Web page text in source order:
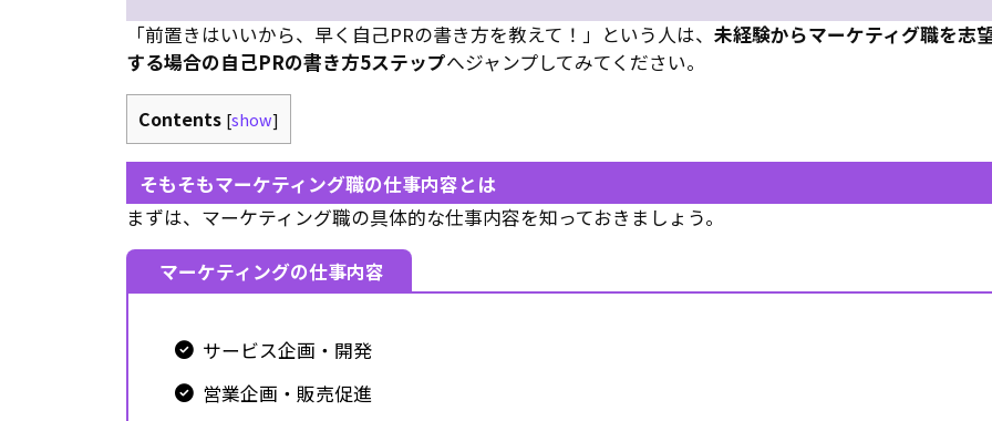
「前置きはいいから、早く自己PRの書き方を教えて！」という人は、 未経験からマーケティグ職を志
する場合の自己PRの書き方5ステップへジャンプしてみてください。
Contents [show]
そもそもマーケティング職の仕事内容とは
まずは、マーケティング職の具体的な仕事内容を知っておきましょう。
マーケティングの仕事内容
サービス企画・開発
営業企画・販売促進